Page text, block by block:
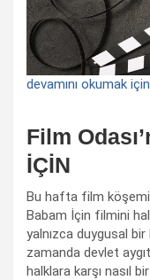
devamını okumak için
Film
İÇİN
Bu hafta film
Babam İçin filmini
yalnızca duygusal
zamanda devlet
halklara karşı nasıl